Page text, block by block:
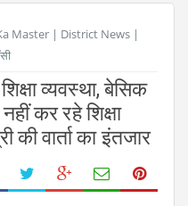
Ka Master | District News |
व्यवस्था, बेसिक
कर रहे शिक्षा
की वार्ता का इंतजार